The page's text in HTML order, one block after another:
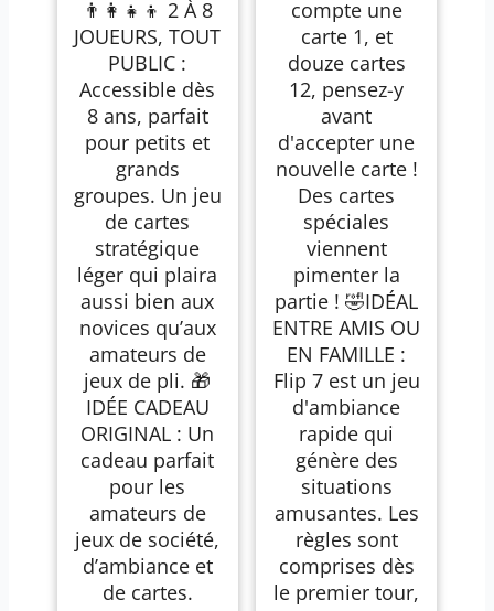
👨‍👩‍👧‍👦 2 À 8
JOUEURS, TOUT
PUBLIC :
Accessible dès
8 ans, parfait
pour petits et
grands
groupes. Un jeu
de cartes
stratégique
léger qui plaira
aussi bien aux
novices qu’aux
amateurs de
jeux de pli. 🎁
IDÉE CADEAU
ORIGINAL : Un
cadeau parfait
pour les
amateurs de
jeux de société,
d’ambiance et
de cartes.
compte une
carte 1, et
douze cartes
12, pensez-y
avant
d'accepter une
nouvelle carte !
Des cartes
spéciales
viennent
pimenter la
partie ! 🤣IDÉAL
ENTRE AMIS OU
EN FAMILLE :
Flip 7 est un jeu
d'ambiance
rapide qui
génère des
situations
amusantes. Les
règles sont
comprises dès
le premier tour,